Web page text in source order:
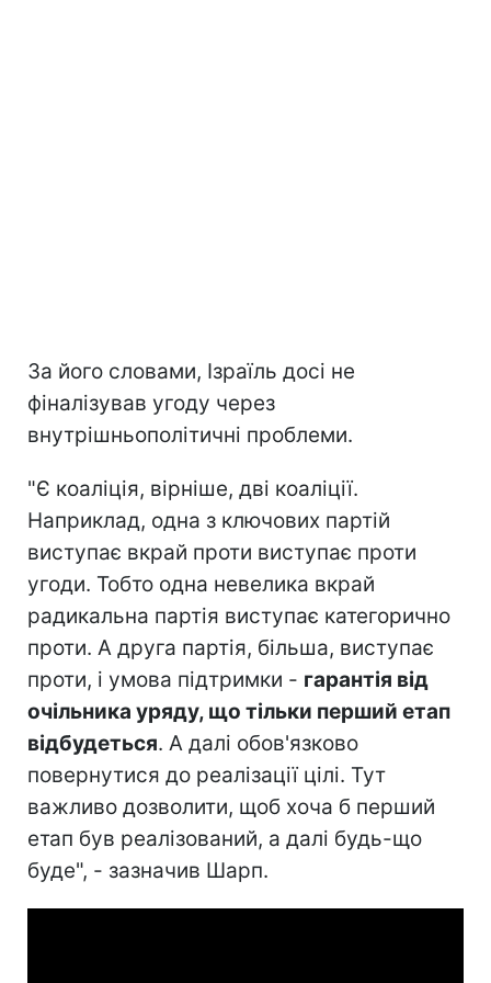
За його словами, Ізраїль досі не
фіналізував угоду через
внутрішньополітичні проблеми.
"Є коаліція, вірніше, дві коаліції.
Наприклад, одна з ключових партій
виступає вкрай проти виступає проти
угоди. Тобто одна невелика вкрай
радикальна партія виступає категорично
проти. А друга партія, більша, виступає
проти, і умова підтримки - гарантія від
очільника уряду, що тільки перший етап
відбудеться. А далі обов'язково
повернутися до реалізації цілі. Тут
важливо дозволити, щоб хоча б перший
етап був реалізований, а далі будь-що
буде", - зазначив Шарп.